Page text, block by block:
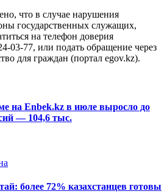
что в случае нарушения
государственных служащих,
на телефон доверия
03-77, или подать обращение через
для граждан (портал egov.kz).
на Enbek.kz в июле выросло до
— 104,6 тыс.
более 72% казахстанцев готовы